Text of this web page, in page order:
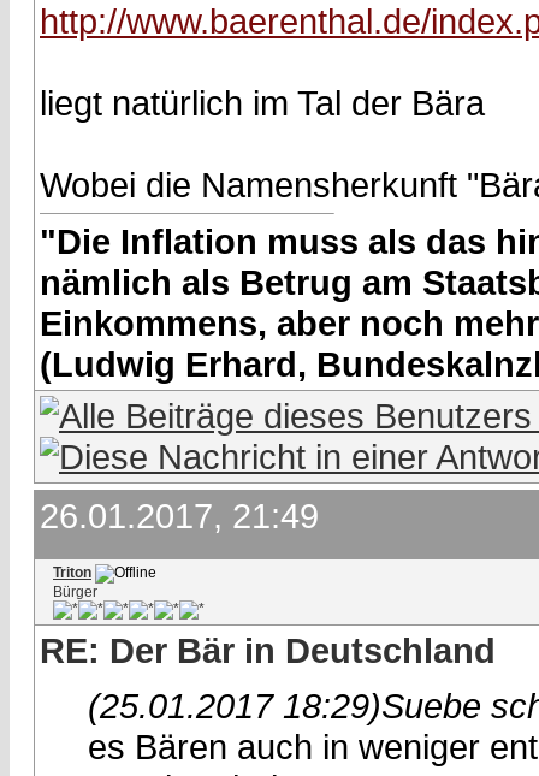
http://www.baerenthal.de/
liegt natürlich im Tal der Bära
Wobei die Namensherkunft
"Die Inflation muss als das
nämlich als Betrug am
Einkommens, aber noch
(Ludwig Erhard,
26.01.2017, 21:49
Triton
Bürger
RE: Der Bär in Deutschland
(25.01.2017 18:29)Suebe
es Bären auch in weniger